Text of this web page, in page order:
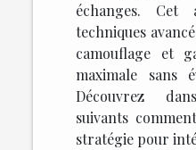
échanges. Cet
techniques
camouflage et
maximale sans
Découvrez
suivants
stratégie pour